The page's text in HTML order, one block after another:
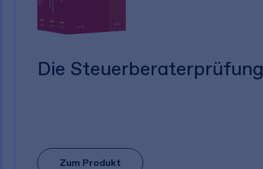
Die Steuerberaterprüfung
Zum Produkt